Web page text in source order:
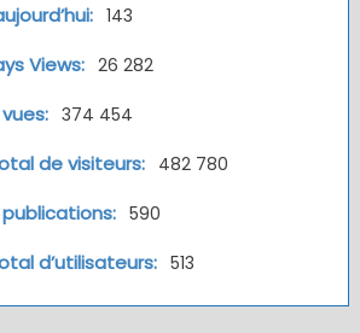
143
Views: 26 282
374 454
de visiteurs: 482 780
590
d’utilisateurs: 513